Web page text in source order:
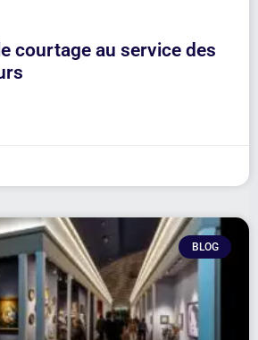
courtage au service des
BLOG